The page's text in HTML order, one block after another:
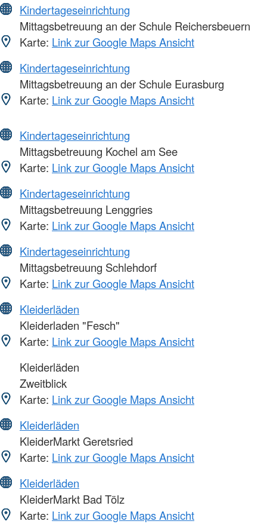
Kindertageseinrichtung
Mittagsbetreuung an der Schule Reichersbeuern
Karte: Link zur Google Maps Ansicht
Kindertageseinrichtung
Mittagsbetreuung an der Schule Eurasburg
Karte: Link zur Google Maps Ansicht
Kindertageseinrichtung
Mittagsbetreuung Kochel am See
Karte: Link zur Google Maps Ansicht
Kindertageseinrichtung
Mittagsbetreuung Lenggries
Karte: Link zur Google Maps Ansicht
Kindertageseinrichtung
Mittagsbetreuung Schlehdorf
Karte: Link zur Google Maps Ansicht
Kleiderläden
Kleiderladen "Fesch"
Karte: Link zur Google Maps Ansicht
Kleiderläden
Zweitblick
Karte: Link zur Google Maps Ansicht
Kleiderläden
KleiderMarkt Geretsried
Karte: Link zur Google Maps Ansicht
Kleiderläden
KleiderMarkt Bad Tölz
Karte: Link zur Google Maps Ansicht